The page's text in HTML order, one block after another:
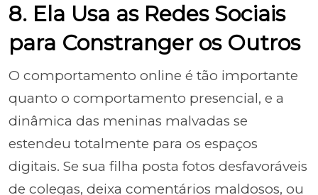
8. Ela Usa as Redes Sociais
para Constranger os Outros
O comportamento online é tão importante
quanto o comportamento presencial, e a
dinâmica das meninas malvadas se
estendeu totalmente para os espaços
digitais. Se sua filha posta fotos desfavoráveis
de colegas, deixa comentários maldosos, ou